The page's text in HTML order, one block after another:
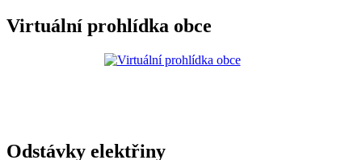
Virtuální prohlídka obce
Odstávky elektřiny